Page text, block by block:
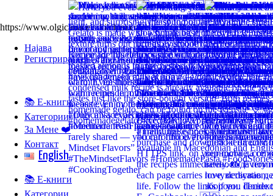
https://www.olgicanacevakitchen.com
Најава
Регистрирај се
📚 Е-книги
Категории
За Мене ❤️
Контакт
English
📚 Е-книги
Категории